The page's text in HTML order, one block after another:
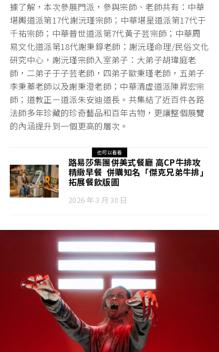
據了解，本次參展門派，參與宗師、老師共有：中華
堪輿道派第17代謝沅瑾宗師；中華堪星道派第17代于
千祐宗師；中華普世道派第7代黃子芸宗師；中華周
易文化道派第18代謝秉錞老師；謝沅瑾命理/民俗文化
研究中心，謝沅瑾宗師入室弟子：大弟子胡瑋庭老
師，二弟子于子芸老師，四弟子歐秉瑾老師，五弟子
李秉蓁老師以及謝秉澄老師；中華清虛道派陳昇宏宗
師；道教正ㄧ道派朱安迪道長。共集結了近百件各路
法師多年珍藏的珍奇藝品和百年古物，更讓整個展覽
的內涵提升到一個更高的層次。
也可以看看
路易莎集團併美式餐廳 高CP牛排攻
精緻早餐 併購知名「傑克兄弟牛排」
拓展餐飲版圖
2026 年 3 月 30 日